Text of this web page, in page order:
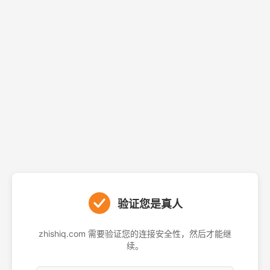
验证您是真人
zhishiq.com 需要验证您的连接安全性，然后才能继
续。